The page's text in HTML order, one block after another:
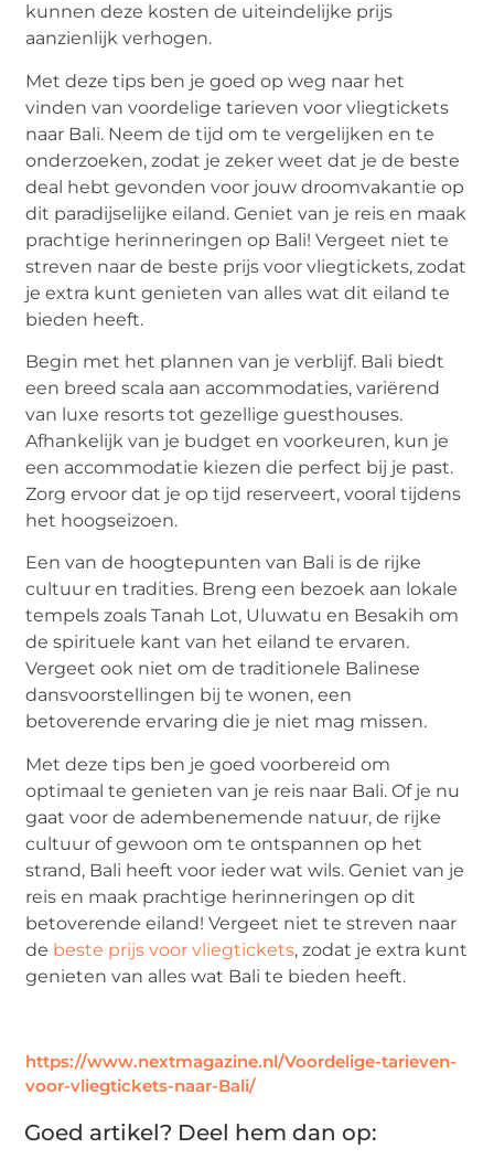
kunnen deze kosten de uiteindelijke prijs
aanzienlijk verhogen.
Met deze tips ben je goed op weg naar het
vinden van voordelige tarieven voor vliegtickets
naar Bali. Neem de tijd om te vergelijken en te
onderzoeken, zodat je zeker weet dat je de beste
deal hebt gevonden voor jouw droomvakantie op
dit paradijselijke eiland. Geniet van je reis en maak
prachtige herinneringen op Bali! Vergeet niet te
streven naar de beste prijs voor vliegtickets, zodat
je extra kunt genieten van alles wat dit eiland te
bieden heeft.
Begin met het plannen van je verblijf. Bali biedt
een breed scala aan accommodaties, variërend
van luxe resorts tot gezellige guesthouses.
Afhankelijk van je budget en voorkeuren, kun je
een accommodatie kiezen die perfect bij je past.
Zorg ervoor dat je op tijd reserveert, vooral tijdens
het hoogseizoen.
Een van de hoogtepunten van Bali is de rijke
cultuur en tradities. Breng een bezoek aan lokale
tempels zoals Tanah Lot, Uluwatu en Besakih om
de spirituele kant van het eiland te ervaren.
Vergeet ook niet om de traditionele Balinese
dansvoorstellingen bij te wonen, een
betoverende ervaring die je niet mag missen.
Met deze tips ben je goed voorbereid om
optimaal te genieten van je reis naar Bali. Of je nu
gaat voor de adembenemende natuur, de rijke
cultuur of gewoon om te ontspannen op het
strand, Bali heeft voor ieder wat wils. Geniet van je
reis en maak prachtige herinneringen op dit
betoverende eiland! Vergeet niet te streven naar
de beste prijs voor vliegtickets, zodat je extra kunt
genieten van alles wat Bali te bieden heeft.
https://www.nextmagazine.nl/Voordelige-tarieven-
voor-vliegtickets-naar-Bali/
Goed artikel? Deel hem dan op: